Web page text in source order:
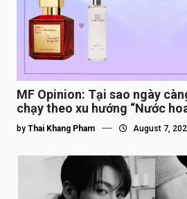
MF Opinion: Tại sao ngày
chạy theo xu hướng “Nước
by Thai Khang Pham August 7,